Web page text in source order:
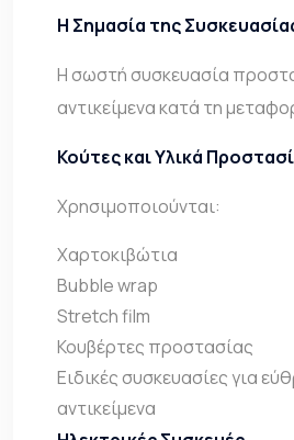
Η Σημασία της
Η σωστή συσκευασία
αντικείμενα κατά τη
Κούτες και Υλικά
Χρησιμοποιούνται:
Χαρτοκιβώτια
Bubble wrap
Stretch film
Κουβέρτες προστασίας
Ειδικές συσκευασίες για
αντικείμενα